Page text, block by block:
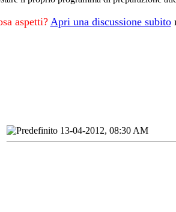
aspetti? Apri una discussione subito
13-04-2012, 08:30 AM